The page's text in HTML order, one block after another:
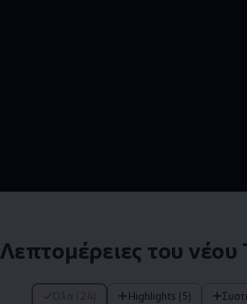
Λεπτομέρειες του νέου
Όλα (24) Highlights (5)
24 από 24 items